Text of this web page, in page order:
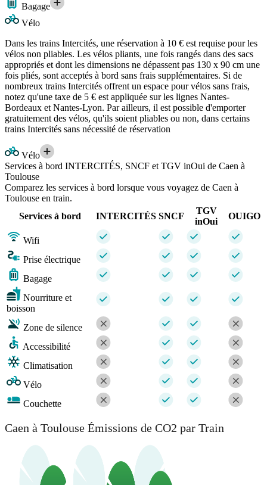
Bagage
Vélo
Dans les trains Intercités, une réservation à 10 € est requise pour les
vélos non pliables. Les vélos pliants, une fois rangés dans des sacs
appropriés et dont les dimensions ne dépassent pas 130 x 90 cm une
fois pliés, sont acceptés à bord sans frais supplémentaires. Si de
nombreux trains Intercités offrent un espace pour vélos sans frais,
notez qu'une taxe de 5 € est appliquée sur les lignes Nantes-
Bordeaux et Nantes-Lyon. Par ailleurs, il est possible d'emporter
gratuitement des vélos, qu'ils soient pliables ou non, dans certains
trains Intercités sans nécessité de réservation
Vélo
Services à bord INTERCITÉS, SNCF et TGV inOui de Caen à
Toulouse
Comparez les services à bord lorsque vous voyagez de Caen à
Toulouse en train.
Services à bord
INTERCITÉS SNCF
TGV
inOui
OUIGO
Wifi
Prise électrique
Bagage
Nourriture et
boisson
Zone de silence
Accessibilité
Climatisation
Vélo
Couchette
Caen à Toulouse Émissions de CO2 par Train